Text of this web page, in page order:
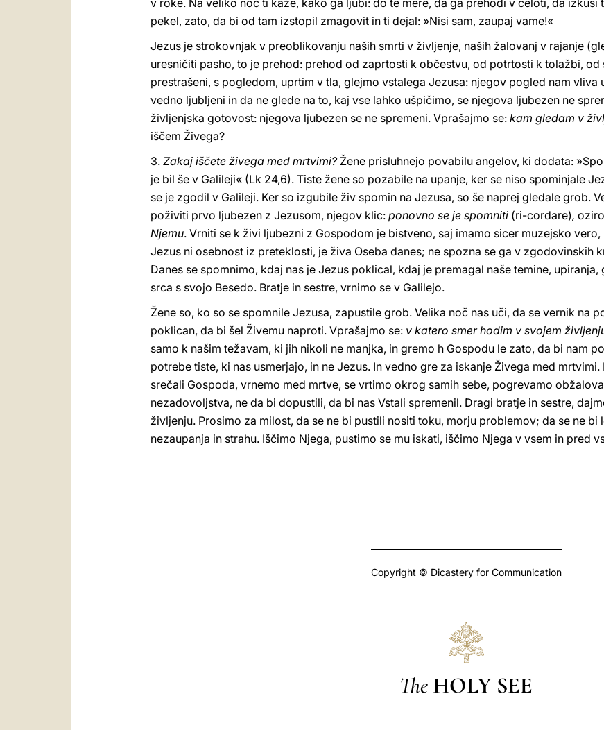
v roke. Na veliko noč ti kaže, kako ga ljubi: do te mere, da ga prehodi v celoti, da izkusi
pekel, zato, da bi od tam izstopil zmagovit in ti dejal: »Nisi sam, zaupaj vame!«
Jezus je strokovnjak v preoblikovanju naših smrti v življenje, naših žalovanj v rajanje
uresničiti pasho, to je prehod: prehod od zaprtosti k občestvu, od potrtosti k tolažbi, od
prestrašeni, s pogledom, uprtim v tla, glejmo vstalega Jezusa: njegov pogled nam vliva
vedno ljubljeni in da ne glede na to, kaj vse lahko ušpičimo, se njegova ljubezen ne
življenjska gotovost: njegova ljubezen se ne spremeni. Vprašajmo se: kam gledam v
iščem Živega?
3. Zakaj iščete živega med mrtvimi? Žene prisluhnejo povabilu angelov, ki dodata:
je bil še v Galileji« (Lk 24,6). Tiste žene so pozabile na upanje, ker se niso spominjale
se je zgodil v Galileji. Ker so izgubile živ spomin na Jezusa, so še naprej gledale grob.
poživiti prvo ljubezen z Jezusom, njegov klic: ponovno se je spomniti (ri-cordare),
Njemu. Vrniti se k živi ljubezni z Gospodom je bistveno, saj imamo sicer muzejsko
Jezus ni osebnost iz preteklosti, je živa Oseba danes; ne spozna se ga v zgodovinskih
Danes se spomnimo, kdaj nas je Jezus poklical, kdaj je premagal naše temine,
srca s svojo Besedo. Bratje in sestre, vrnimo se v Galilejo.
Žene so, ko so se spomnile Jezusa, zapustile grob. Velika noč nas uči, da se vernik na
poklican, da bi šel Živemu naproti. Vprašajmo se: v katero smer hodim v svojem
samo k našim težavam, ki jih nikoli ne manjka, in gremo h Gospodu le zato, da bi nam
potrebe tiste, ki nas usmerjajo, in ne Jezus. In vedno gre za iskanje Živega med
srečali Gospoda, vrnemo med mrtve, se vrtimo okrog samih sebe, pogrevamo
nezadovoljstva, ne da bi dopustili, da bi nas Vstali spremenil. Dragi bratje in sestre,
življenju. Prosimo za milost, da se ne bi pustili nositi toku, morju problemov; da se ne bi
nezaupanja in strahu. Iščimo Njega, pustimo se mu iskati, iščimo Njega v vsem in pred
Copyright © Dicastery for Communication
The HOLY SEE